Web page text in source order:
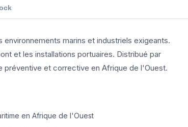
marins et industriels exigeants.
et les installations portuaires. Distribué par
préventive et corrective en Afrique de l'Ouest.
en Afrique de l'Ouest